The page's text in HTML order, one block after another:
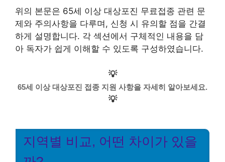
위의 본문은 65세 이상 대상포진 무료접종 관련 문
제와 주의사항을 다루며, 신청 시 유의할 점을 간결
하게 설명합니다. 각 섹션에서 구체적인 내용을 담
아 독자가 쉽게 이해할 수 있도록 구성하였습니다.
💡
65세 이상 대상포진 접종 지원 사항을 자세히 알아보세요.
💡
지역별 비교, 어떤 차이가 있을